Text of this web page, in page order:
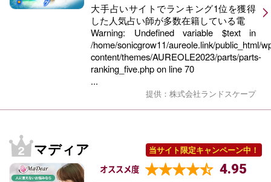
大手占いサイトでランキング1位を獲得
した人気占い師が多数在籍している電
Warning: Undefined variable $text in
/home/sonicgrow11/aureole.link/public_html/
content/themes/AUREOLE2023/parts/parts-
ranking_five.phpon line70
...
提供：株式会社ランドスケープ
マディア 当サイト限定キャンペーン中！
オススメ度 4.95